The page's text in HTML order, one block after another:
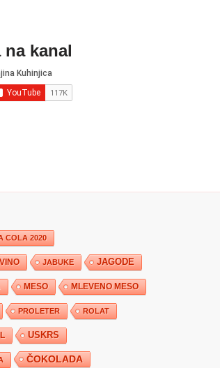
na kanal
COLA 2020
JABUKE JAGODE
MESO MLEVENO MESO
PROLETER ROLAT
USKRS
ČOKOLADA